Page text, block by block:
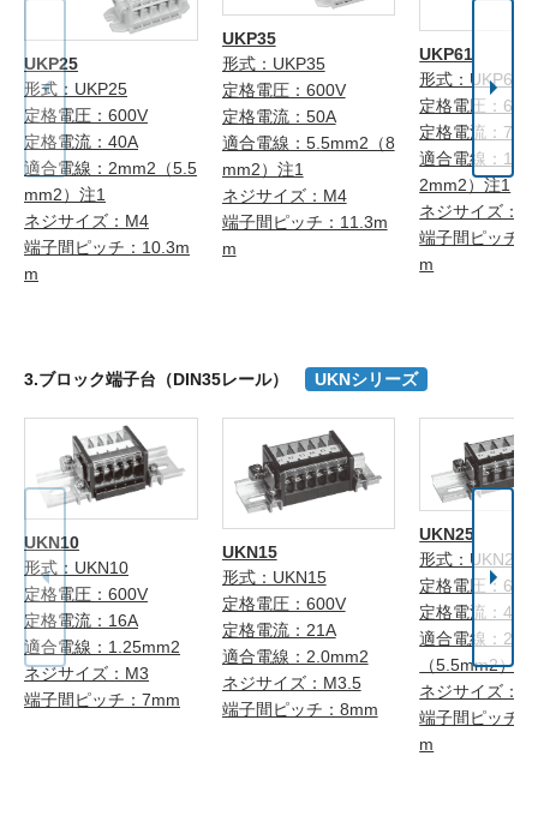
UKP25
形式：UKP25
定格電圧：600V
定格電流：40A
適合電線：2mm2（5.5
mm2）注1
ネジサイズ：M4
端子間ピッチ：10.3m
m
UKP35
形式：UKP35
定格電圧：600V
定格電流：50A
適合電線：5.5mm2（8
mm2）注1
ネジサイズ：M4
端子間ピッチ：11.3m
m
UKP61
形式：UKP61
定格電圧：
定格電流：70A
適合電線：
2mm2）注1
ネジサイズ：
端子間ピッチ
m
3.ブロック端子台（DIN35レール） UKNシリーズ
UKN10
形式：UKN10
定格電圧：600V
定格電流：16A
適合電線：1.25mm2
ネジサイズ：M3
端子間ピッチ：7mm
UKN15
形式：UKN15
定格電圧：600V
定格電流：21A
適合電線：2.0mm2
ネジサイズ：M3.5
端子間ピッチ：8mm
UKN25
形式：UKN25
定格電圧：
定格電流：40A
適合電線：
（5.5mm2）注
ネジサイズ：
端子間ピッチ
m